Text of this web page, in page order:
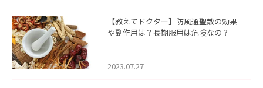
【教えてドクター】防風通聖散の効果
や副作用は？長期服用は危険なの？
2023.07.27